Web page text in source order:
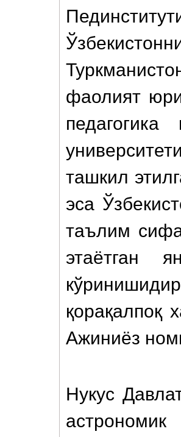
фаолият
ташкил
эса
таълим
этаётган
қорақалпоқ
Ажиниёз
Нукус